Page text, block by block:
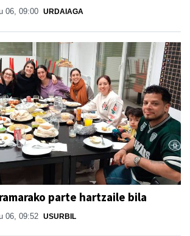
06, 09:00 URDAIAGA
parte hartzaile bila
06, 09:52 USURBIL